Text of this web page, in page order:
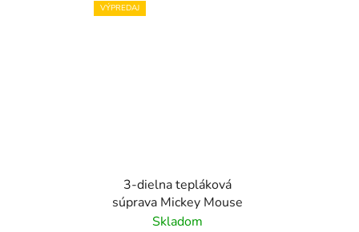
VÝPREDAJ
3-dielna tepláková
súprava Mickey Mouse
Skladom